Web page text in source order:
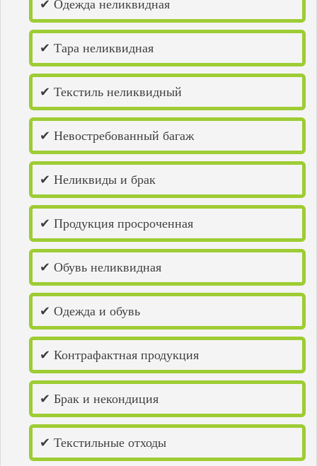
Сызрань
Тольятти
Туймазы
Ундоры
Урюпинск
Уфа
Хвалынск
Чайковский
Чапаевск
Чернушка
Чистополь
Чкаловск
Чусовой
Энгельс
✔ Одежда неликвидная
✔ Тара неликвидная
✔ Текстиль неликвидный
✔ Невостребованный багаж
✔ Неликвиды и брак
✔ Продукция просроченная
✔ Обувь неликвидная
✔ Одежда и обувь
✔ Контрафактная продукция
✔ Брак и некондиция
✔ Текстильные отходы